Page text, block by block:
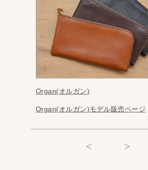
Organ(オルガン)
Organ(オルガン)モデル販売ページ
< >